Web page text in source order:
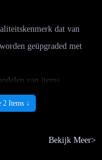
dat van
geüpgraded met
van items.
verwijderen nu een
sockets van een item
Items ↓
Bekijk Meer>